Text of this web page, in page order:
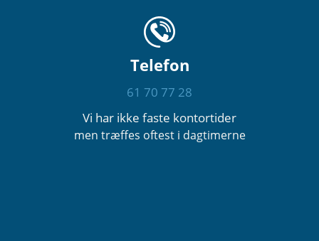
Telefon
61 70 77 28
Vi har ikke faste kontortider
men træffes oftest i dagtimerne